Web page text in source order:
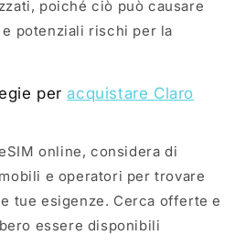
poiché ciò può causare
potenziali rischi per la
peracquistare Claro
online, considera di
e operatori per trovare
tue esigenze. Cerca offerte e
essere disponibili